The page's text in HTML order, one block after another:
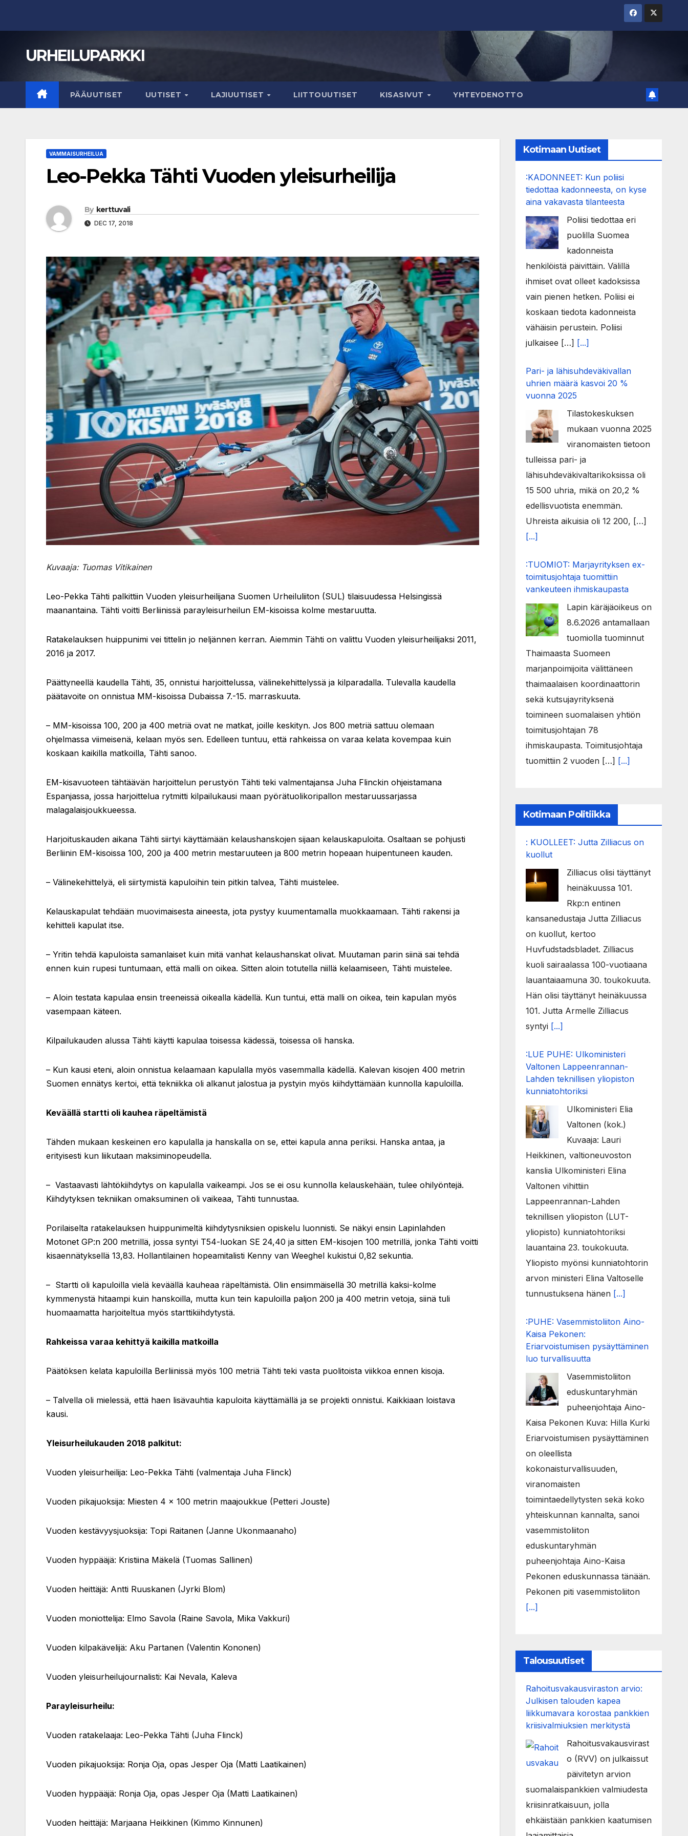
URHEILUPARKKI
PÄÄUUTISET UUTISET LAJIUUTISET LIITTOUUTISET KISASIVUT YHTEYDENOTTO
VAMMAISURHEILUA
Leo-Pekka Tähti Vuoden yleisurheilija
By kerttuvali
DEC 17, 2018
Kuvaaja: Tuomas Vitikainen
Leo-Pekka Tähti palkittiin Vuoden yleisurheilijana Suomen Urheiluliiton (SUL) tilaisuudessa Helsingissä
maanantaina. Tähti voitti Berliinissä parayleisurheilun EM-kisoissa kolme mestaruutta.
Ratakelauksen huippunimi vei tittelin jo neljännen kerran. Aiemmin Tähti on valittu Vuoden yleisurheilijaksi 2011,
2016 ja 2017.
Päättyneellä kaudella Tähti, 35, onnistui harjoittelussa, välinekehittelyssä ja kilparadalla. Tulevalla kaudella
päätavoite on onnistua MM-kisoissa Dubaissa 7.-15. marraskuuta.
– MM-kisoissa 100, 200 ja 400 metriä ovat ne matkat, joille keskityn. Jos 800 metriä sattuu olemaan
ohjelmassa viimeisenä, kelaan myös sen. Edelleen tuntuu, että rahkeissa on varaa kelata kovempaa kuin
koskaan kaikilla matkoilla, Tähti sanoo.
EM-kisavuoteen tähtäävän harjoittelun perustyön Tähti teki valmentajansa Juha Flinckin ohjeistamana
Espanjassa, jossa harjoittelua rytmitti kilpailukausi maan pyörätuolikoripallon mestaruussarjassa
malagalaisjoukkueessa.
Harjoituskauden aikana Tähti siirtyi käyttämään kelaushanskojen sijaan kelauskapuloita. Osaltaan se pohjusti
Berliinin EM-kisoissa 100, 200 ja 400 metrin mestaruuteen ja 800 metrin hopeaan huipentuneen kauden.
– Välinekehittelyä, eli siirtymistä kapuloihin tein pitkin talvea, Tähti muistelee.
Kelauskapulat tehdään muovimaisesta aineesta, jota pystyy kuumentamalla muokkaamaan. Tähti rakensi ja
kehitteli kapulat itse.
– Yritin tehdä kapuloista samanlaiset kuin mitä vanhat kelaushanskat olivat. Muutaman parin siinä sai tehdä
ennen kuin rupesi tuntumaan, että malli on oikea. Sitten aloin totutella niillä kelaamiseen, Tähti muistelee.
– Aloin testata kapulaa ensin treeneissä oikealla kädellä. Kun tuntui, että malli on oikea, tein kapulan myös
vasempaan käteen.
Kilpailukauden alussa Tähti käytti kapulaa toisessa kädessä, toisessa oli hanska.
– Kun kausi eteni, aloin onnistua kelaamaan kapulalla myös vasemmalla kädellä. Kalevan kisojen 400 metrin
Suomen ennätys kertoi, että tekniikka oli alkanut jalostua ja pystyin myös kiihdyttämään kunnolla kapuloilla.
Keväällä startti oli kauhea räpeltämistä
Tähden mukaan keskeinen ero kapulalla ja hanskalla on se, ettei kapula anna periksi. Hanska antaa, ja
erityisesti kun liikutaan maksiminopeudella.
– Vastaavasti lähtökiihdytys on kapulalla vaikeampi. Jos se ei osu kunnolla kelauskehään, tulee ohilyöntejä.
Kiihdytyksen tekniikan omaksuminen oli vaikeaa, Tähti tunnustaa.
Porilaiselta ratakelauksen huippunimeltä kiihdytysniksien opiskelu luonnisti. Se näkyi ensin Lapinlahden
Motonet GP:n 200 metrillä, jossa syntyi T54-luokan SE 24,40 ja sitten EM-kisojen 100 metrillä, jonka Tähti voitti
kisaennätyksellä 13,83. Hollantilainen hopeamitalisti Kenny van Weeghel kukistui 0,82 sekuntia.
– Startti oli kapuloilla vielä keväällä kauheaa räpeltämistä. Olin ensimmäisellä 30 metrillä kaksi-kolme
kymmenystä hitaampi kuin hanskoilla, mutta kun tein kapuloilla paljon 200 ja 400 metrin vetoja, siinä tuli
huomaamatta harjoiteltua myös starttikiihdytystä.
Rahkeissa varaa kehittyä kaikilla matkoilla
Päätöksen kelata kapuloilla Berliinissä myös 100 metriä Tähti teki vasta puolitoista viikkoa ennen kisoja.
– Talvella oli mielessä, että haen lisävauhtia kapuloita käyttämällä ja se projekti onnistui. Kaikkiaan loistava
kausi.
Yleisurheilukauden 2018 palkitut:
Vuoden yleisurheilija: Leo-Pekka Tähti (valmentaja Juha Flinck)
Vuoden pikajuoksija: Miesten 4 x 100 metrin maajoukkue (Petteri Jouste)
Vuoden kestävyysjuoksija: Topi Raitanen (Janne Ukonmaanaho)
Vuoden hyppääjä: Kristiina Mäkelä (Tuomas Sallinen)
Vuoden heittäjä: Antti Ruuskanen (Jyrki Blom)
Vuoden moniottelija: Elmo Savola (Raine Savola, Mika Vakkuri)
Vuoden kilpakävelijä: Aku Partanen (Valentin Kononen)
Vuoden yleisurheilujournalisti: Kai Nevala, Kaleva
Parayleisurheilu:
Vuoden ratakelaaja: Leo-Pekka Tähti (Juha Flinck)
Vuoden pikajuoksija: Ronja Oja, opas Jesper Oja (Matti Laatikainen)
Vuoden hyppääjä: Ronja Oja, opas Jesper Oja (Matti Laatikainen)
Vuoden heittäjä: Marjaana Heikkinen (Kimmo Kinnunen)
Kotimaan Uutiset
:KADONNEET: Kun poliisi
tiedottaa kadonneesta, on kyse
aina vakavasta tilanteesta
Poliisi tiedottaa eri
puolilla Suomea
kadonneista
henkilöistä päivittäin. Välillä
ihmiset ovat olleet kadoksissa
vain pienen hetken. Poliisi ei
koskaan tiedota kadonneista
vähäisin perustein. Poliisi
julkaisee […] [...]
Pari- ja lähisuhdeväkivallan
uhrien määrä kasvoi 20 %
vuonna 2025
Tilastokeskuksen
mukaan vuonna 2025
viranomaisten tietoon
tulleissa pari- ja
lähisuhdeväkivaltarikoksissa oli
15 500 uhria, mikä on 20,2 %
edellisvuotista enemmän.
Uhreista aikuisia oli 12 200, […]
[...]
:TUOMIOT: Marjayrityksen ex-
toimitusjohtaja tuomittiin
vankeuteen ihmiskaupasta
Lapin käräjäoikeus on
8.6.2026 antamallaan
tuomiolla tuominnut
Thaimaasta Suomeen
marjanpoimijoita välittäneen
thaimaalaisen koordinaattorin
sekä kutsujayrityksenä
toimineen suomalaisen yhtiön
toimitusjohtajan 78
ihmiskaupasta. Toimitusjohtaja
tuomittiin 2 vuoden […] [...]
Kotimaan Politiikka
: KUOLLEET: Jutta Zilliacus on
kuollut
Zilliacus olisi täyttänyt
heinäkuussa 101.
Rkp:n entinen
kansanedustaja Jutta Zilliacus
on kuollut, kertoo
Huvfudstadsbladet. Zilliacus
kuoli sairaalassa 100-vuotiaana
lauantaiaamuna 30. toukokuuta.
Hän olisi täyttänyt heinäkuussa
101. Jutta Armelle Zilliacus
syntyi [...]
:LUE PUHE: Ulkoministeri
Valtonen Lappeenrannan-
Lahden teknillisen yliopiston
kunniatohtoriksi
Ulkoministeri Elia
Valtonen (kok.)
Kuvaaja: Lauri
Heikkinen, valtioneuvoston
kanslia Ulkoministeri Elina
Valtonen vihittiin
Lappeenrannan-Lahden
teknillisen yliopiston (LUT-
yliopisto) kunniatohtoriksi
lauantaina 23. toukokuuta.
Yliopisto myönsi kunniatohtorin
arvon ministeri Elina Valtoselle
tunnustuksena hänen [...]
:PUHE: Vasemmistoliiton Aino-
Kaisa Pekonen:
Eriarvoistumisen pysäyttäminen
luo turvallisuutta
Vasemmistoliiton
eduskuntaryhmän
puheenjohtaja Aino-
Kaisa Pekonen Kuva: Hilla Kurki
Eriarvoistumisen pysäyttäminen
on oleellista
kokonaisturvallisuuden,
viranomaisten
toimintaedellytysten sekä koko
yhteiskunnan kannalta, sanoi
vasemmistoliiton
eduskuntaryhmän
puheenjohtaja Aino-Kaisa
Pekonen eduskunnassa tänään.
Pekonen piti vasemmistoliiton
[...]
Talousuutiset
Rahoitusvakausviraston arvio:
Julkisen talouden kapea
liikkumavara korostaa pankkien
kriisivalmiuksien merkitystä
Rahoitusvakausvirast
o (RVV) on julkaissut
päivitetyn arvion
suomalaispankkien valmiudesta
kriisinratkaisuun, jolla
ehkäistään pankkien kaatumisen